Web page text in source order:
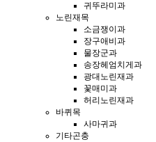
귀뚜라미과
노린재목
소금쟁이과
장구애비과
물장군과
송장헤엄치게과
광대노린재과
꽃매미과
허리노린재과
바퀴목
사마귀과
기타곤충